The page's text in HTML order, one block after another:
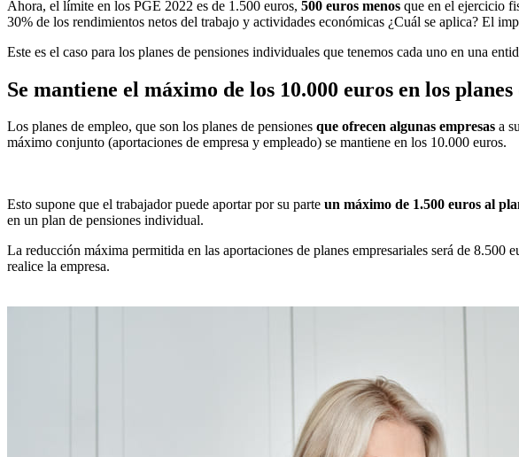
Ahora, el límite en los PGE 2022 es de 1.500 euros, 500 euros menos que en el ejercicio
30% de los rendimientos netos del trabajo y actividades económicas ¿Cuál se aplica? El
Este es el caso para los planes de pensiones individuales que tenemos cada uno en una
Se mantiene el máximo de los 10.000 euros en los planes
Los planes de empleo, que son los planes de pensiones que ofrecen algunas empresas a
máximo conjunto (aportaciones de empresa y empleado) se mantiene en los 10.000 euros.
Esto supone que el trabajador puede aportar por su parte un máximo de 1.500 euros al
en un plan de pensiones individual.
La reducción máxima permitida en las aportaciones de planes empresariales será de 8.500
realice la empresa.